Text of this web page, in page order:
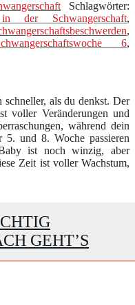
Schlagwörter:
der Schwangerschaft,
,
6,
als du denkst. Der
voller Veränderungen und
während dein
5. und 8. Woche passieren
ist noch winzig, aber
Zeit ist voller Wachstum,
GEHT’S